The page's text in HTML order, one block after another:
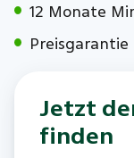
12 Monate
Preisgarantie
Jetzt
finden